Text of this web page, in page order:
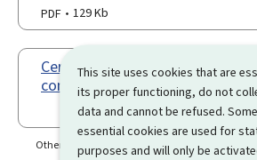
This site uses cookies that are
its proper functioning, do not
data and cannot be refused.
essential cookies are used for
purposes and will only be
PDF
129 Kb
Certificat de l’employeur pour le
congé sportif
Other language(s)